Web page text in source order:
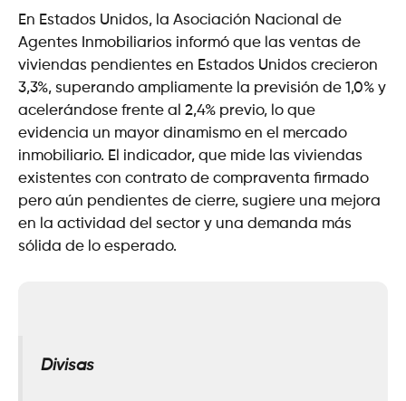
En Estados Unidos, la Asociación Nacional de
Agentes Inmobiliarios informó que las ventas de
viviendas pendientes en Estados Unidos crecieron
3,3%, superando ampliamente la previsión de 1,0% y
acelerándose frente al 2,4% previo, lo que
evidencia un mayor dinamismo en el mercado
inmobiliario. El indicador, que mide las viviendas
existentes con contrato de compraventa firmado
pero aún pendientes de cierre, sugiere una mejora
en la actividad del sector y una demanda más
sólida de lo esperado.
Divisas